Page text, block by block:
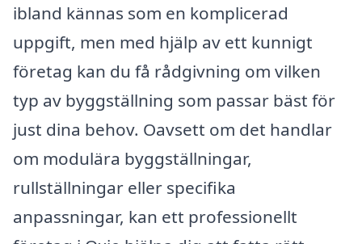
ibland kännas som en komplicerad
uppgift, men med hjälp av ett kunnigt
företag kan du få rådgivning om vilken
typ av byggställning som passar bäst för
just dina behov. Oavsett om det handlar
om modulära byggställningar,
rullställningar eller specifika
anpassningar, kan ett professionellt